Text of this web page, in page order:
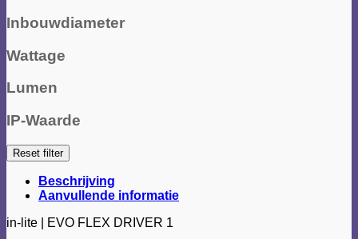
Inbouwdiameter
Wattage
Lumen
IP-Waarde
Reset filter
Beschrijving
Aanvullende informatie
in-lite | EVO FLEX DRIVER 1